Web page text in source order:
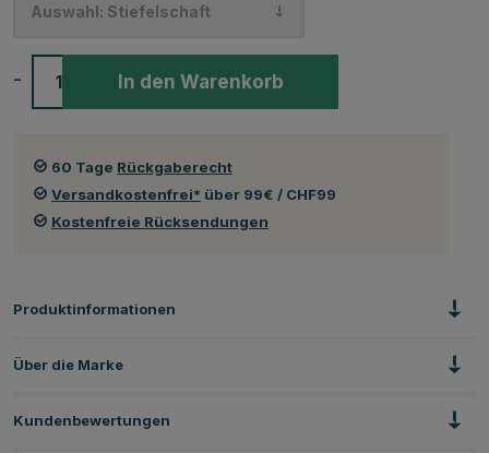
Auswahl: Stiefelschaft
- In den Warenkorb
60 Tage Rückgaberecht
Versandkostenfrei* über 99€ / CHF99
Kostenfreie Rücksendungen
Produktinformationen
Über die Marke
Kundenbewertungen